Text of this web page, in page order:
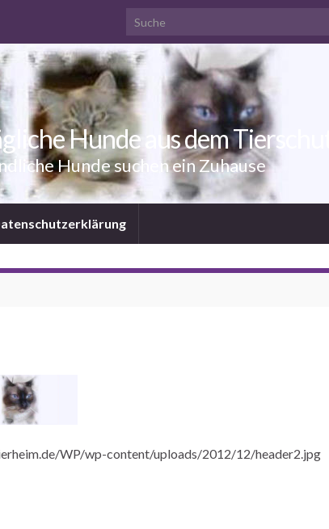
Search for:
Hunde aus dem Tierschutz
Hunde suchen ein Zuhause
WP/wp-content/uploads/2012/12/header2.jpg